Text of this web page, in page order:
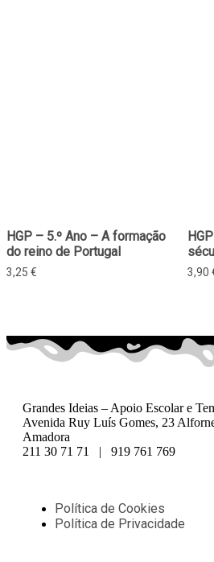
HGP – 5.º Ano – A formação
do reino de Portugal
3,25 € 3,90
Grandes Ideias – Apoio Escolar e
Avenida Ruy Luís Gomes, 23
Amadora
211 30 71 71 | 919 761 769
Política de Cookies
Política de Privacidade